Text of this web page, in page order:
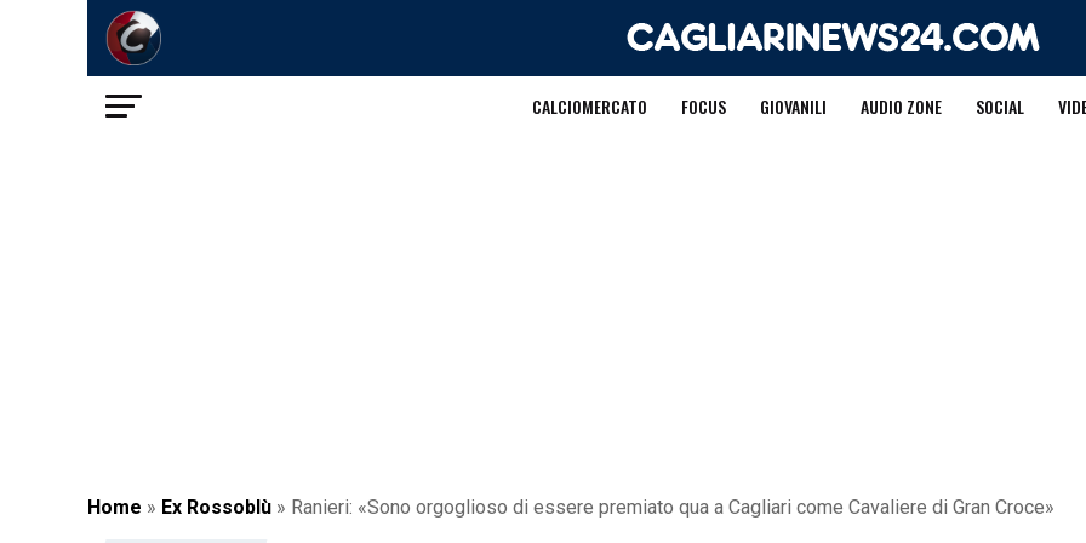
CALCIOMERCATO FOCUS GIOVANILI AUDIO ZONE SOCIAL
Home » Ex Rossoblù » Ranieri: «Sono orgoglioso di essere premiato qua a Cagliari come Cavaliere di Gran Croce»